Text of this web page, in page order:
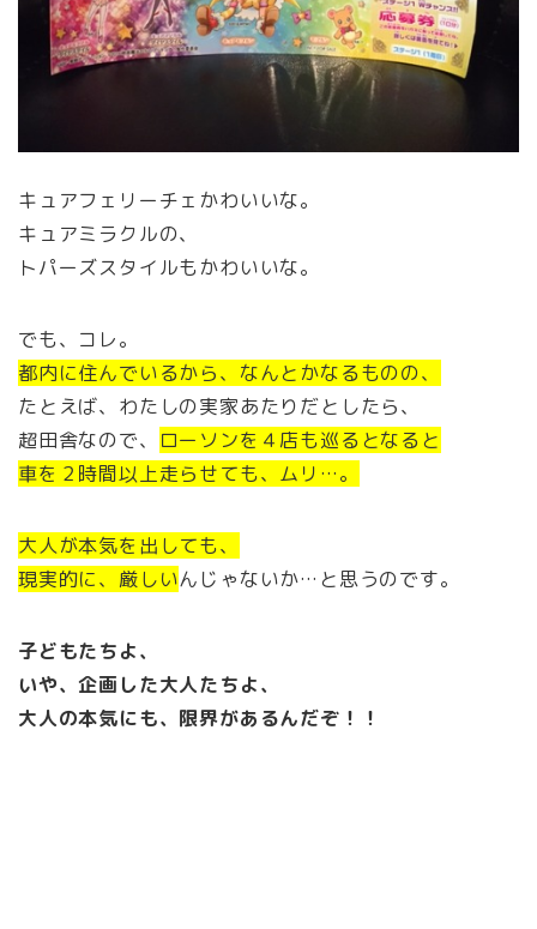
キュアフェリーチェかわいいな。
キュアミラクルの、
トパーズスタイルもかわいいな。
でも、コレ。
都内に住んでいるから、なんとかなるものの、
たとえば、わたしの実家あたりだとしたら、
超田舎なので、
ローソンを４店も巡るとなると
車を２時間以上走らせても、ムリ…。
大人が本気を出しても、
現実的に、厳しいんじゃないか…と思うのです。
子どもたちよ、
いや、企画した大人たちよ、
大人の本気にも、限界があるんだぞ！！